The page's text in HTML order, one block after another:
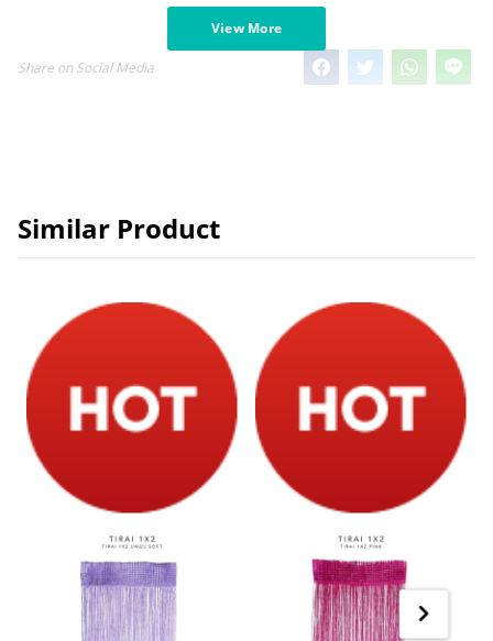
Share on Social Media
View More
Similar Product